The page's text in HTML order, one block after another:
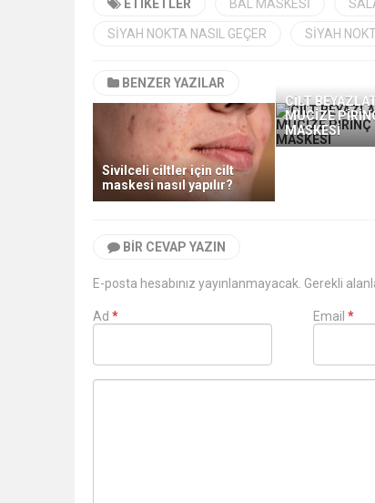
ETIKETLER BAL MASKESI
SIYAH NOKTA NASIL GEÇER SIYAH
BENZER YAZILAR
Sivilceli ciltler için cilt
maskesi nasıl yapılır?
CİLT
MUCİZE
MASKESİ
BIR CEVAP YAZIN
E-posta hesabınız yayınlanmayacak. Gerekli
Ad * Email *